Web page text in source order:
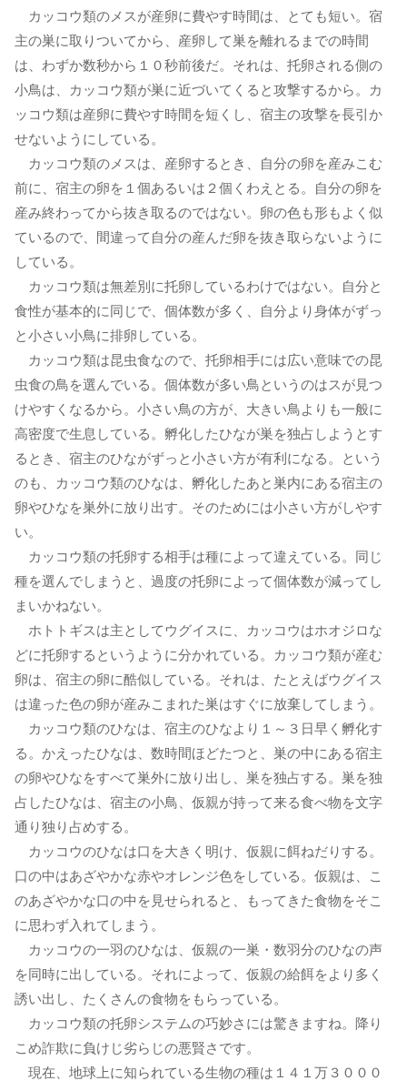
カッコウ類のメスが産卵に費やす時間は、とても短い。宿
主の巣に取りついてから、産卵して巣を離れるまでの時間
は、わずか数秒から１０秒前後だ。それは、托卵される側の
小鳥は、カッコウ類が巣に近づいてくると攻撃するから。カ
ッコウ類は産卵に費やす時間を短くし、宿主の攻撃を長引か
せないようにしている。
カッコウ類のメスは、産卵するとき、自分の卵を産みこむ
前に、宿主の卵を１個あるいは２個くわえとる。自分の卵を
産み終わってから抜き取るのではない。卵の色も形もよく似
ているので、間違って自分の産んだ卵を抜き取らないように
している。
カッコウ類は無差別に托卵しているわけではない。自分と
食性が基本的に同じで、個体数が多く、自分より身体がずっ
と小さい小鳥に排卵している。
カッコウ類は昆虫食なので、托卵相手には広い意味での昆
虫食の鳥を選んでいる。個体数が多い鳥というのはスが見つ
けやすくなるから。小さい鳥の方が、大きい鳥よりも一般に
高密度で生息している。孵化したひなが巣を独占しようとす
るとき、宿主のひながずっと小さい方が有利になる。という
のも、カッコウ類のひなは、孵化したあと巣内にある宿主の
卵やひなを巣外に放り出す。そのためには小さい方がしやす
い。
カッコウ類の托卵する相手は種によって違えている。同じ
種を選んでしまうと、過度の托卵によって個体数が減ってし
まいかねない。
ホトトギスは主としてウグイスに、カッコウはホオジロな
どに托卵するというように分かれている。カッコウ類が産む
卵は、宿主の卵に酷似している。それは、たとえばウグイス
は違った色の卵が産みこまれた巣はすぐに放棄してしまう。
カッコウ類のひなは、宿主のひなより１～３日早く孵化す
る。かえったひなは、数時間ほどたつと、巣の中にある宿主
の卵やひなをすべて巣外に放り出し、巣を独占する。巣を独
占したひなは、宿主の小鳥、仮親が持って来る食べ物を文字
通り独り占めする。
カッコウのひなは口を大きく明け、仮親に餌ねだりする。
口の中はあざやかな赤やオレンジ色をしている。仮親は、こ
のあざやかな口の中を見せられると、もってきた食物をそこ
に思わず入れてしまう。
カッコウの一羽のひなは、仮親の一巣・数羽分のひなの声
を同時に出している。それによって、仮親の給餌をより多く
誘い出し、たくさんの食物をもらっている。
カッコウ類の托卵システムの巧妙さには驚きますね。降り
こめ詐欺に負けじ劣らじの悪賢さです。
現在、地球上に知られている生物の種は１４１万３０００